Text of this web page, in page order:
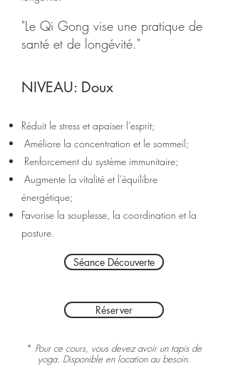
"Le Qi Gong vise une pratique de
santé et de longévité."
NIVEAU: Doux
Réduit le stress et apaiser l’esprit;
Améliore la concentration et le sommeil;
Renforcement du système immunitaire;
Augmente la vitalité et l’équilibre
énergétique;
Favorise la souplesse, la coordination et la
posture.
Séance Découverte
Réserver
* Pour ce cours, vous devez avoir un tapis de
yoga. Disponible en location au besoin.